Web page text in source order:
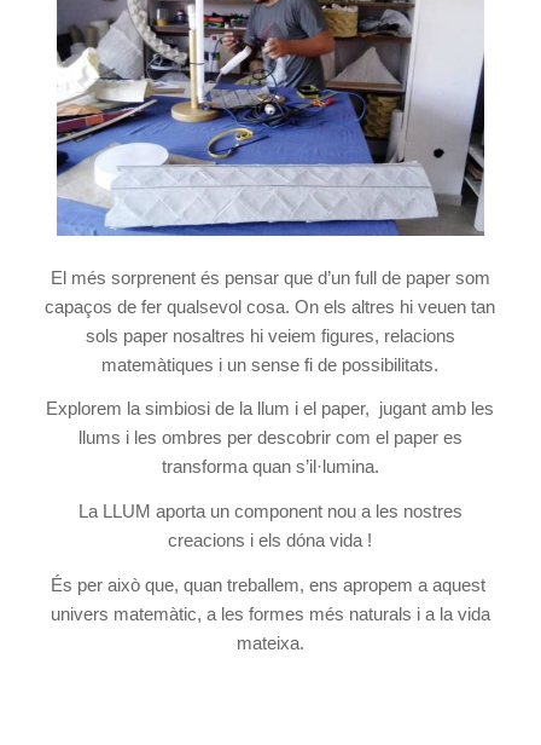
El més sorprenent és pensar que d’un full de paper som
capaços de fer qualsevol cosa. On els altres hi veuen tan
sols paper nosaltres hi veiem figures, relacions
matemàtiques i un sense fi de possibilitats.
Explorem la simbiosi de la llum i el paper, jugant amb les
llums i les ombres per descobrir com el paper es
transforma quan s’il·lumina.
La LLUM aporta un component nou a les nostres
creacions i els dóna vida !
És per això que, quan treballem, ens apropem a aquest
univers matemàtic, a les formes més naturals i a la vida
mateixa.